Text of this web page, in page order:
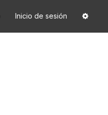
Inicio de sesión